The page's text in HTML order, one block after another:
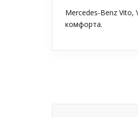
Mercedes-Benz Vito,
комфорта.